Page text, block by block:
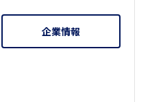
企業情報